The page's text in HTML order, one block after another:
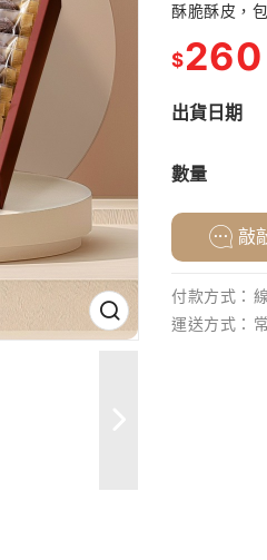
酥脆酥皮，
$260
出貨日期
數量
敲
付款方式：
運送方式：